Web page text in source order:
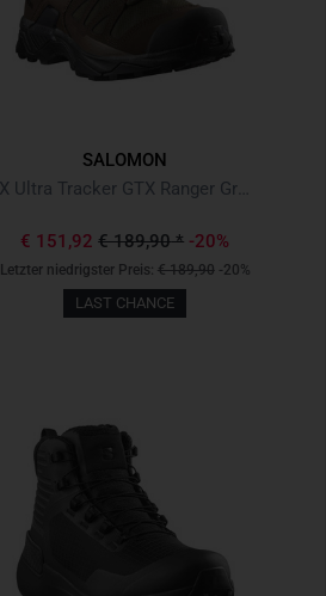
SALOMON
€ 151,92€ 189,90* -20%
Letzter niedrigster Preis: € 189,90-20%
LAST CHANCE